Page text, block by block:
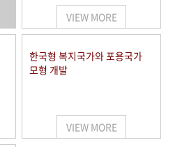
VIEW MORE
한국형 복지국가와 포용국가
모형 개발
VIEW MORE